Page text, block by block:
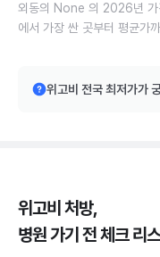
외동의 None 의 2026년 가
에서 가장 싼 곳부터 평균가
위고비 전국 최저가가
위고비 처방,
병원 가기 전 체크 리